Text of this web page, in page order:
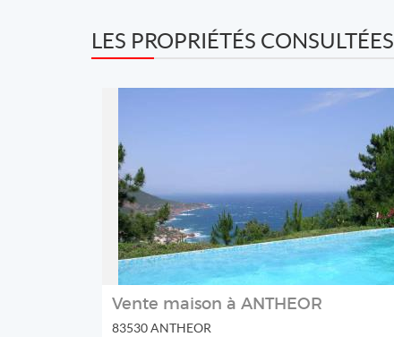
LES PROPRIÉTÉS CONSULTÉES
Vente maison à ANTHEOR
83530 ANTHEOR